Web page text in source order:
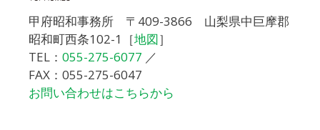
甲府昭和事務所 〒409-3866 山梨県中巨摩郡
昭和町西条102-1［地図］
TEL： 055-275-6077 ／
FAX：055-275-6047
お問い合わせはこちらから